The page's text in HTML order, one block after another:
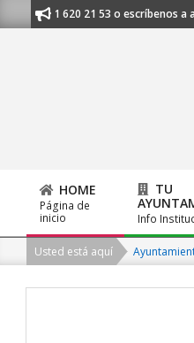
to
al 91 620 21 53 o escríbenos a
Primary
Navigation
Menu
HOME
Página de
inicio
TU
Info
Usted está aquí